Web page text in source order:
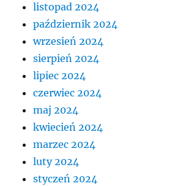
listopad 2024
październik 2024
wrzesień 2024
sierpień 2024
lipiec 2024
czerwiec 2024
maj 2024
kwiecień 2024
marzec 2024
luty 2024
styczeń 2024